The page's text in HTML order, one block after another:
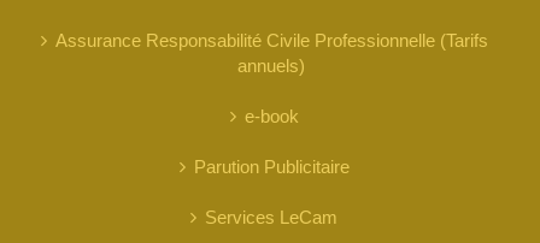
Assurance Responsabilité Civile Professionnelle (Tarifs
annuels)
e-book
Parution Publicitaire
Services LeCam